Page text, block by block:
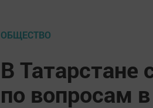
ОБЩЕСТВО
В Татарстане
по вопросам